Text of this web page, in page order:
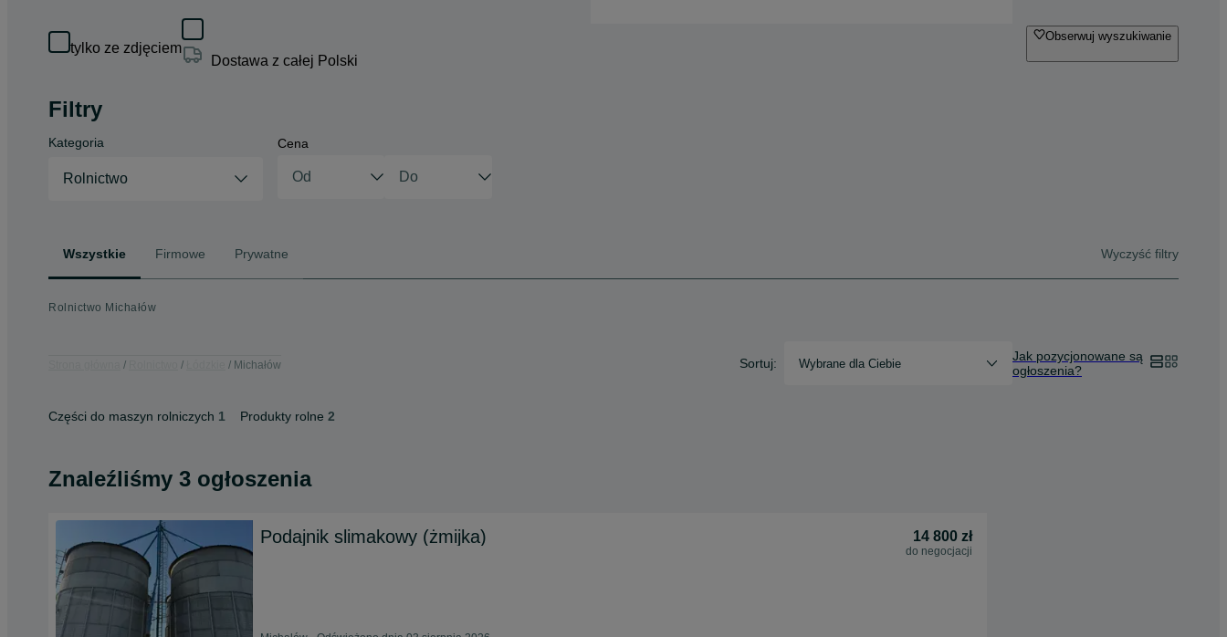
tylko ze zdjęciem
Dostawa z całej Polski
Obserwuj wyszukiwanie
Filtry
Kategoria
Rolnictwo
Cena
Wszystkie Firmowe Prywatne Wyczyść filtry
Rolnictwo Michałów
Michałów Sortuj: Wybrane dla Ciebie
Jak pozycjonowane są
ogłoszenia?
Części do maszyn rolniczych 1 Produkty rolne 2
Znaleźliśmy 3 ogłoszenia
Podajnik slimakowy (żmijka) 14 800 zł
do negocjacji